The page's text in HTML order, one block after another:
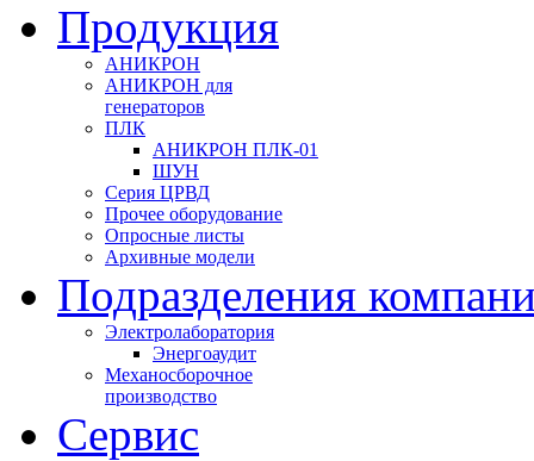
Продукция
АНИКРОН
АНИКРОН для
генераторов
ПЛК
АНИКРОН ПЛК-01
ШУН
Серия ЦРВД
Прочее оборудование
Опросные листы
Архивные модели
Подразделения
Электролаборатория
Энергоаудит
Механосборочное
производство
Сервис